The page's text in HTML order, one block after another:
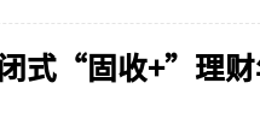
式“固收+”理财